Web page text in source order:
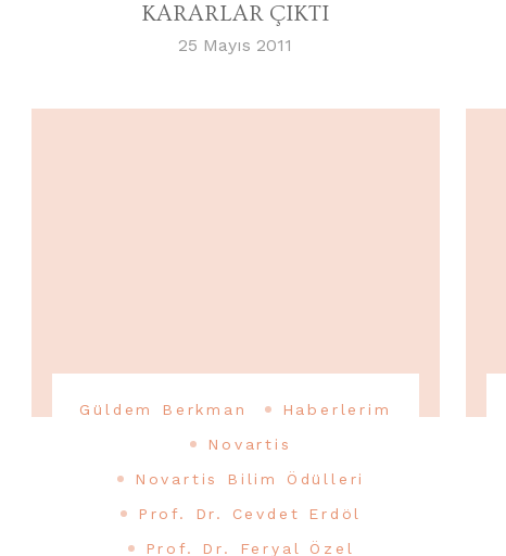
KARARLAR ÇIKTI
25 Mayıs 2011
Güldem Berkman
Haberlerim
Novartis
Novartis Bilim Ödülleri
Prof. Dr. Cevdet Erdöl
Prof. Dr. Feryal Özel